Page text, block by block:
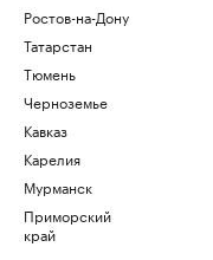
Ростов-на-Дону
Татарстан
Тюмень
Черноземье
Кавказ
Карелия
Мурманск
Приморский
край